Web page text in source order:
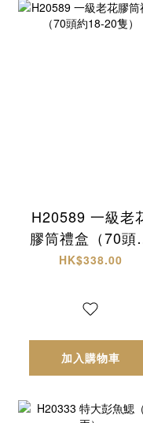
H20589 一級老
膠筒禮盒（70頭
18-20隻）
HK$338.00
加入購物車